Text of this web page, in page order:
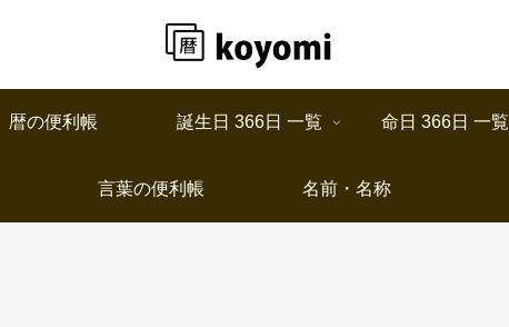
暦の便利帳 誕生日 366日 一覧 命日 366日 一覧
言葉の便利帳 名前・名称